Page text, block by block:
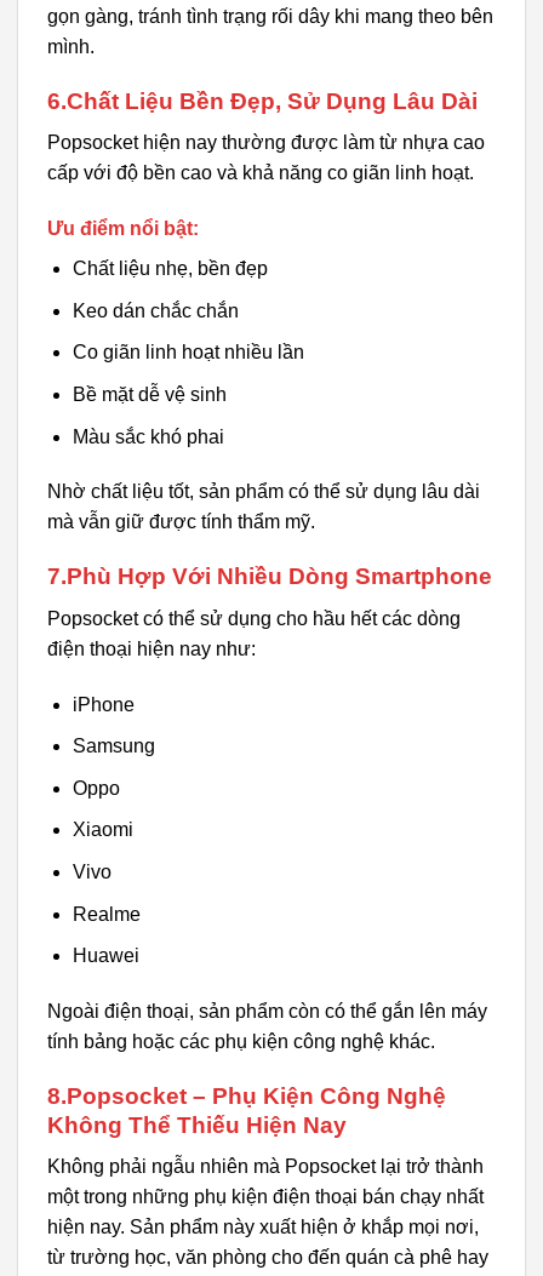
gọn gàng, tránh tình trạng rối dây khi mang theo bên
mình.
6.Chất Liệu Bền Đẹp, Sử Dụng Lâu Dài
Popsocket hiện nay thường được làm từ nhựa cao
cấp với độ bền cao và khả năng co giãn linh hoạt.
Ưu điểm nổi bật:
Chất liệu nhẹ, bền đẹp
Keo dán chắc chắn
Co giãn linh hoạt nhiều lần
Bề mặt dễ vệ sinh
Màu sắc khó phai
Nhờ chất liệu tốt, sản phẩm có thể sử dụng lâu dài
mà vẫn giữ được tính thẩm mỹ.
7.Phù Hợp Với Nhiều Dòng Smartphone
Popsocket có thể sử dụng cho hầu hết các dòng
điện thoại hiện nay như:
iPhone
Samsung
Oppo
Xiaomi
Vivo
Realme
Huawei
Ngoài điện thoại, sản phẩm còn có thể gắn lên máy
tính bảng hoặc các phụ kiện công nghệ khác.
8.Popsocket – Phụ Kiện Công Nghệ
Không Thể Thiếu Hiện Nay
Không phải ngẫu nhiên mà Popsocket lại trở thành
một trong những phụ kiện điện thoại bán chạy nhất
hiện nay. Sản phẩm này xuất hiện ở khắp mọi nơi,
từ trường học, văn phòng cho đến quán cà phê hay